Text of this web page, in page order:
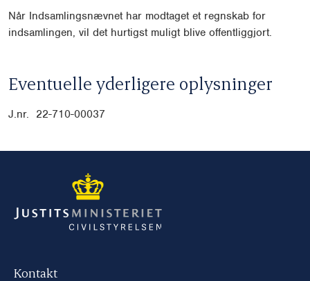
Når Indsamlingsnævnet har modtaget et regnskab for
indsamlingen, vil det hurtigst muligt blive offentliggjort.
Eventuelle yderligere oplysninger
J.nr. 22-710-00037
Kontakt